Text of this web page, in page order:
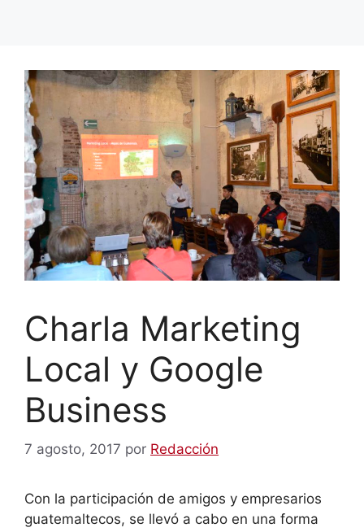
Charla Marketing
Local y Google
Business
7 agosto, 2017 por Redacción
Con la participación de amigos y empresarios
guatemaltecos, se llevó a cabo en una forma